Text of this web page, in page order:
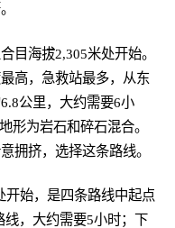
目海拔2,305米处开始。
高，急救站最多，从东
公里，大约需要6小
形为岩石和碎石混合。
拥挤，选择这条路线。
开始，是四条路线中起点
，大约需要5小时；下